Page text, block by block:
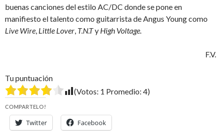
buenas canciones del estilo AC/DC donde se pone en
manifiesto el talento como guitarrista de Angus Young como
Live Wire, Little Lover, T.N.Ty High Voltage.
F.V.
Tu puntuación
(Votos: 1 Promedio: 4)
COMPARTELO!
Twitter Facebook